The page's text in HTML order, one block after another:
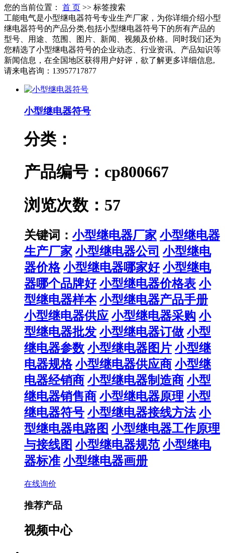
您的当前位置： 首 页 >> 标签搜索
工能电气是小型继电器符号专业生产厂家，为你详细介绍小型
继电器符号的产品分类,包括小型继电器符号下的所有产品的
型号、用途、范围、图片、新闻、视频及价格。同时我们还为
您精选了小型继电器符号的企业动态、行业资讯、产品知识等
新闻信息，在全国地区获得用户好评，欲了解更多详细信息,
请来电咨询：13957717877
小型继电器符号
分类：
产品编号：cp800667
浏览次数：57
关键词： 小型继电器厂家 小型继电器
生产厂家 小型继电器公司 小型继电
器价格 小型继电器哪家好 小型继电
器哪个品牌好 小型继电器价格表 小
型继电器样本 小型继电器产品手册
小型继电器供应 小型继电器采购 小
型继电器批发 小型继电器订做 小型
继电器参数 小型继电器图片 小型继
电器规格 小型继电器供应商 小型继
电器经销商 小型继电器制造商 小型
继电器销售商 小型继电器原理 小型
继电器符号 小型继电器接线方法 小
型继电器电路图 小型继电器工作原理
与接线图 小型继电器规范 小型继电
器标准 小型继电器画册
在线询价
推荐产品
视频中心